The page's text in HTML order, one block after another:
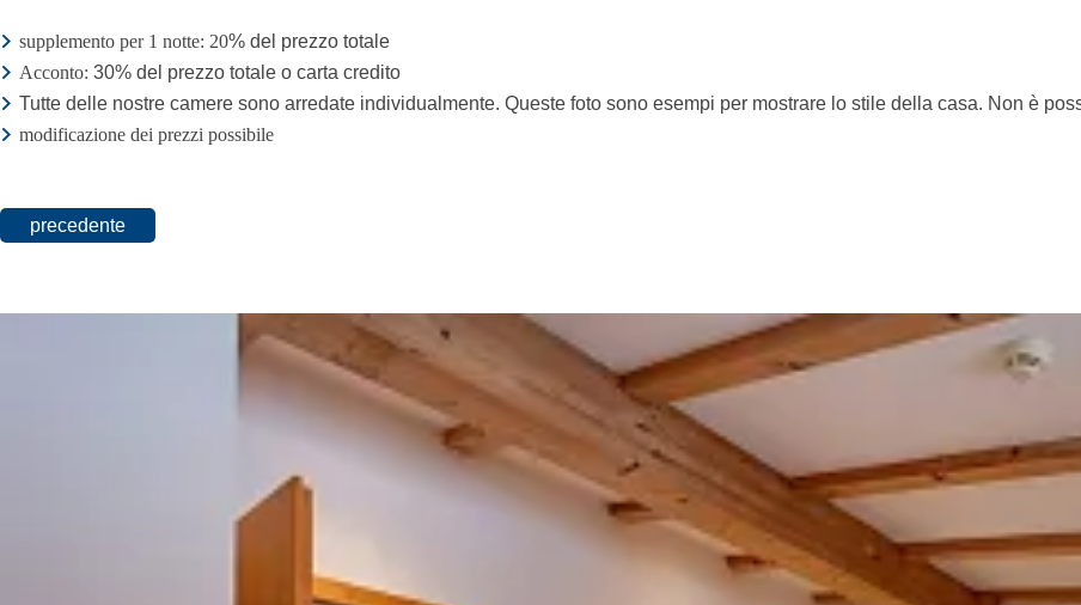
supplemento per 1 notte: 20% del prezzo totale
Acconto: 30% del prezzo totale o carta credito
Tutte delle nostre camere sono arredate individualmente. Queste foto sono esempi per mostrare lo stile della casa. Non è
modificazione dei prezzi possibile
precedente